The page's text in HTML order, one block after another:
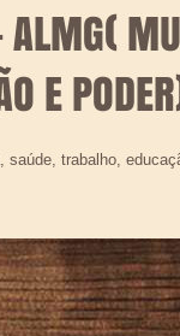
ALMG(
E
trabalho,